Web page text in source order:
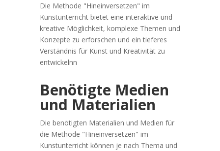
Die Methode "Hineinversetzen" im
Kunstunterricht bietet eine interaktive und
kreative Möglichkeit, komplexe Themen und
Konzepte zu erforschen und ein tieferes
Verständnis für Kunst und Kreativität zu
entwickelnn
Benötigte Medien
und Materialien
Die benötigten Materialien und Medien für
die Methode "Hineinversetzen" im
Kunstunterricht können je nach Thema und